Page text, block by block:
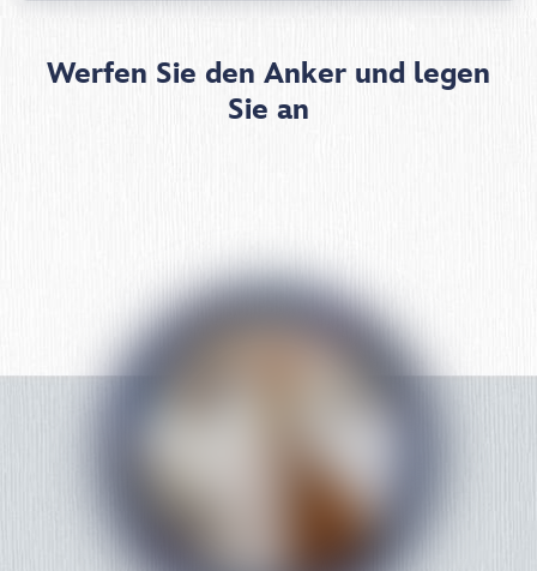
Werfen Sie den Anker und legen
Sie an